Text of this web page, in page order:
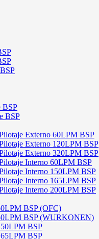
BSP
BSP
Externo 60LPM BSP
Externo 120LPM BSP
Externo 320LPM BSP
Interno 60LPM BSP
Interno 150LPM BSP
Interno 165LPM BSP
Interno 200LPM BSP
BSP (OFC)
BSP (WURKONEN)
BSP
BSP